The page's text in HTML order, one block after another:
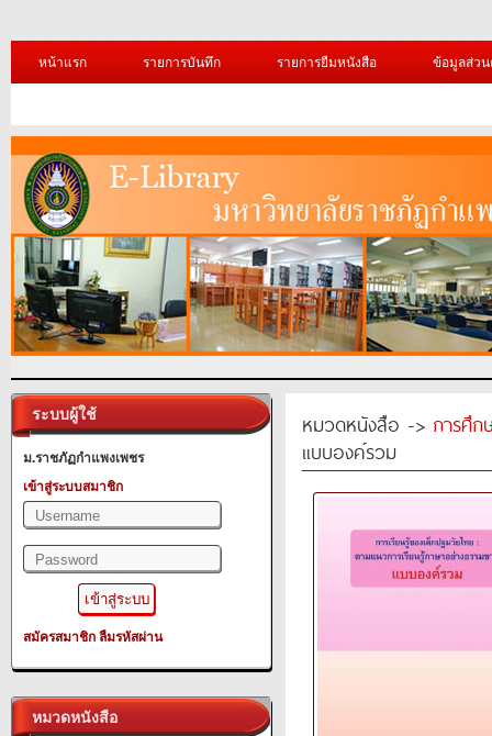
หน้าแรก รายการบันทึก รายการยืมหนังสือ ข้อมูลส่ว
ระบบผู้ใช้
ม.ราชภัฏกำแพงเพชร
เข้าสู่ระบบสมาชิก
สมัครสมาชิก ลืมรหัสผ่าน
หมวดหนังสือ
หมวดหนังสือ -> การศึก
แบบองค์รวม